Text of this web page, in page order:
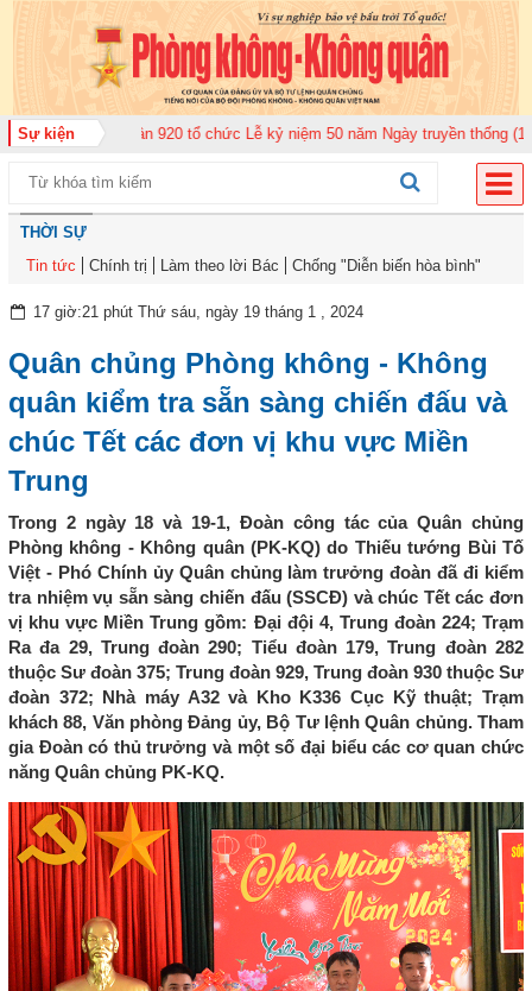
Sự kiệnquân 920 tổ chức Lễ kỷ niệm 50 năm Ngày truyền thống (12-11-1975/
THỜI SỰ
Tin tức
Chính trị Làm theo lời Bác Chống "Diễn biến hòa bình"
17 giờ:21 phút Thứ sáu, ngày 19 tháng 1 , 2024
Quân chủng Phòng không - Không
quân kiểm tra sẵn sàng chiến đấu và
chúc Tết các đơn vị khu vực Miền
Trung
Trong 2 ngày 18 và 19-1, Đoàn công tác của Quân chủng
Phòng không - Không quân (PK-KQ) do Thiếu tướng Bùi Tố
Việt - Phó Chính ủy Quân chủng làm trưởng đoàn đã đi kiểm
tra nhiệm vụ sẵn sàng chiến đấu (SSCĐ) và chúc Tết các đơn
vị khu vực Miền Trung gồm: Đại đội 4, Trung đoàn 224; Trạm
Ra đa 29, Trung đoàn 290; Tiểu đoàn 179, Trung đoàn 282
thuộc Sư đoàn 375; Trung đoàn 929, Trung đoàn 930 thuộc Sư
đoàn 372; Nhà máy A32 và Kho K336 Cục Kỹ thuật; Trạm
khách 88, Văn phòng Đảng ủy, Bộ Tư lệnh Quân chủng. Tham
gia Đoàn có thủ trưởng và một số đại biểu các cơ quan chức
năng Quân chủng PK-KQ.